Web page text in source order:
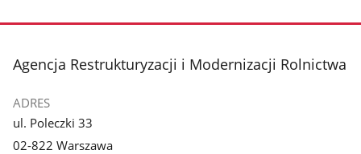
stopka
Agencja Restrukturyzacji i Modernizacji Rolnictwa
ADRES
ul. Poleczki 33
02-822 Warszawa